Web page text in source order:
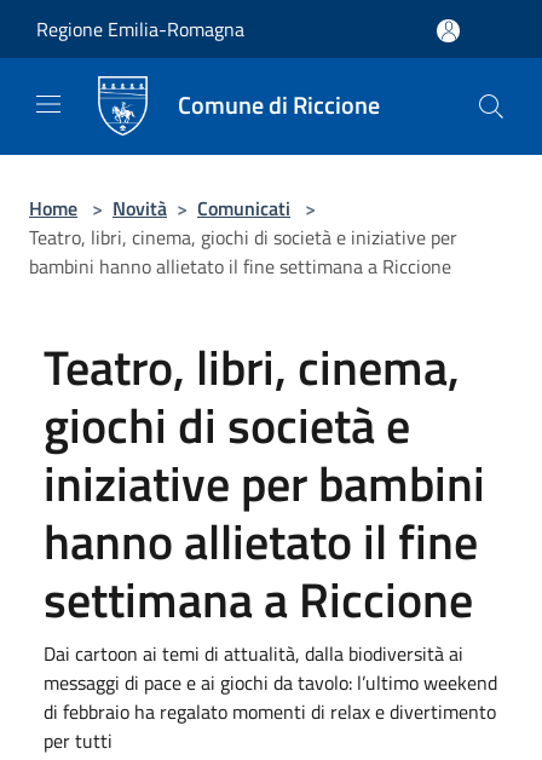
Regione Emilia-Romagna
Comune di Riccione
Home > Novità > Comunicati >
Teatro, libri, cinema, giochi di società e iniziative per
bambini hanno allietato il fine settimana a Riccione
Teatro, libri, cinema,
giochi di società e
iniziative per bambini
hanno allietato il fine
settimana a Riccione
Dai cartoon ai temi di attualità, dalla biodiversità ai
messaggi di pace e ai giochi da tavolo: l’ultimo weekend
di febbraio ha regalato momenti di relax e divertimento
per tutti